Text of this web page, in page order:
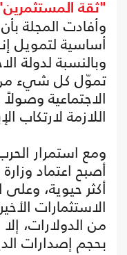
"ثقة
وأفادت المجلة
أساسية لتمويل
وبالنسبة لدولة
تموّل كل شيء من
الاجتماعية
اللازمة لارتكاب
ومع استمرار
أصبح اعتماد
أكثر حيوية،
الاستثمارات
من الدولارات،
بحجم إصدارات